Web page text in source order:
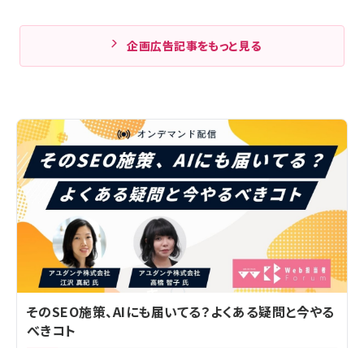
企画広告記事をもっと見る
そのSEO施策、AIにも届いてる？よくある疑問と今やる
べきコト